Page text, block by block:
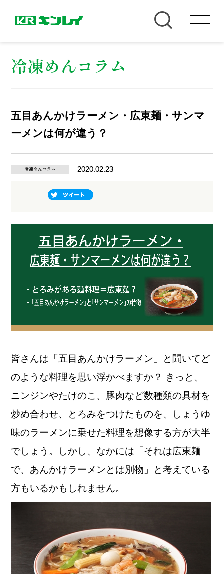
冷凍めんコラム
五目あんかけラーメン・広東麺・サンマ
ーメンは何が違う？
冷凍めんコラム 2020.02.23
皆さんは「五目あんかけラーメン」と聞いてど
のような料理を思い浮かべますか？ きっと、
ニンジンやたけのこ、豚肉など数種類の具材を
炒め合わせ、とろみをつけたものを、しょうゆ
味のラーメンに乗せた料理を想像する方が大半
でしょう。しかし、なかには「それは広東麺
で、あんかけラーメンとは別物」と考えている
方もいるかもしれません。